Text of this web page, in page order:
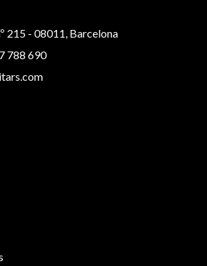
215 - 08011, Barcelona
788 690